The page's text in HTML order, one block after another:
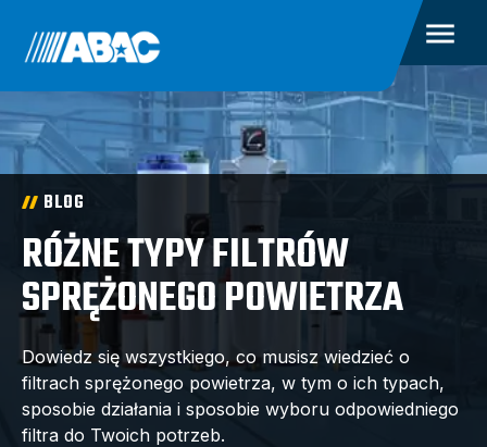
BLOG
RÓŻNE TYPY FILTRÓW
SPRĘŻONEGO POWIETRZA
Dowiedz się wszystkiego, co musisz wiedzieć o
filtrach sprężonego powietrza, w tym o ich typach,
sposobie działania i sposobie wyboru odpowiedniego
filtra do Twoich potrzeb.